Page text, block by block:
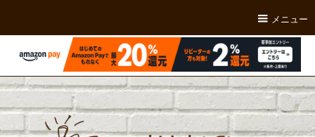
メニュー